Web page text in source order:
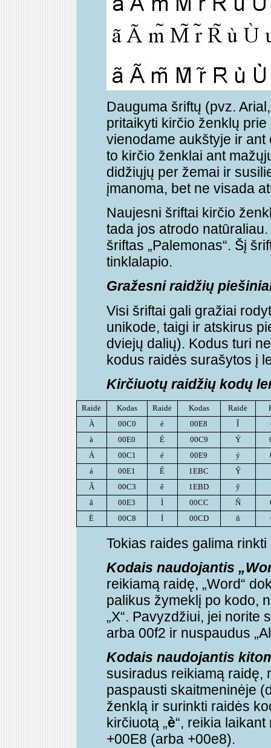
Dauguma šriftų (pvz.
pritaikyti kirčio ženklų
vienodame aukštyje ir
to kirčio ženklai ant
didžiųjų per žemai ir
įmanoma, bet ne visada
Naujesni šriftai kirčio
tada jos atrodo
šriftas „Palemonas“. Šį
tinklalapio.
Gražesni raidžių
Visi šriftai gali gražiai
unikode, taigi ir atskirus
dviejų dalių). Kodus turi
kodus raidės surašytos į
Kirčiuotų raidžių kodų
Raidė Kodas Raidė Kodas Raidė
À
00C0 è 00E8 Ĩ
à
00E0 É 00C9 Ý
Á
00C1 é 00E9 ý
á
00E1 Ẽ 1EBC Ỹ
Ã
00C3 ẽ 1EBD ỹ
ã
00E3 Ì 00CC Ñ
È
00C8 Í 00CD ñ
Tokias raides galima
Kodais naudojantis
reikiamą raidę, „Word“
palikus žymeklį po kodo,
„X“. Pavyzdžiui, jei norite
arba 00f2 ir nuspaudus
Kodais naudojantis
susiradus reikiamą raidę,
paspausti skaitmeninėje
ženklą ir surinkti raidės
kirčiuotą „è“, reikia laikant
+00E8 (arba +00e8).